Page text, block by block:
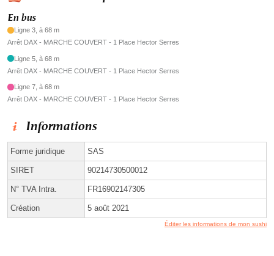
En bus
Ligne 3, à 68 m
Arrêt DAX - MARCHE COUVERT - 1 Place Hector Serres
Ligne 5, à 68 m
Arrêt DAX - MARCHE COUVERT - 1 Place Hector Serres
Ligne 7, à 68 m
Arrêt DAX - MARCHE COUVERT - 1 Place Hector Serres
Informations
Forme juridique SAS
SIRET 90214730500012
N° TVA Intra. FR16902147305
Création 5 août 2021
Éditer les informations de mon sushi